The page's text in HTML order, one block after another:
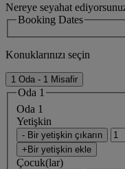
Nereye seyahat
Booking Dates
Konuklarınızı seçin
1 Oda - 1 Misafir
Oda 1
Oda 1
Yetişkin
- Bir yetişkin çıkarın
+Bir yetişkin ekle
Çocuk(lar)